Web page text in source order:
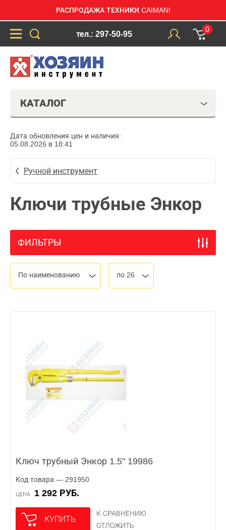
РАСПРОДАЖА ТЕХНИКИ CAIMAN!
тел.: 297-50-95
0
КАТАЛОГ
Дата обновления цен и наличия:
05.08.2026 в 18:41
Ручной инструмент
Ключи трубные Энкор
ФИЛЬТРЫ
По наименованию по 26
Ключ трубный Энкор 1.5" 19986
Код товара — 291950
ЦЕНА 1 292 РУБ.
КУПИТЬ
К СРАВНЕНИЮ
ОТЛОЖИТЬ